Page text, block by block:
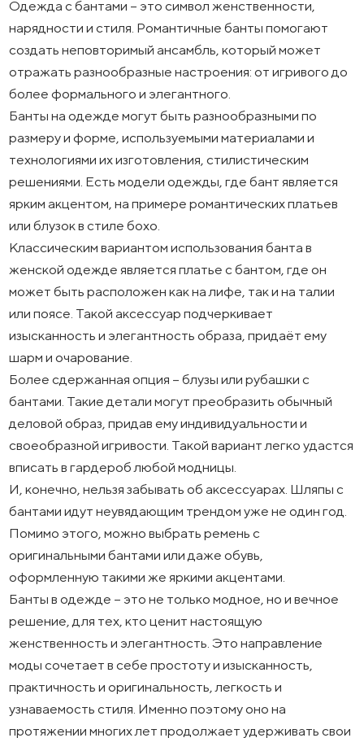
Одежда с бантами – это символ женственности,
нарядности и стиля. Романтичные банты помогают
создать неповторимый ансамбль, который может
отражать разнообразные настроения: от игривого до
более формального и элегантного.
Банты на одежде могут быть разнообразными по
размеру и форме, используемыми материалами и
технологиями их изготовления, стилистическим
решениями. Есть модели одежды, где бант является
ярким акцентом, на примере романтических платьев
или блузок в стиле бохо.
Классическим вариантом использования банта в
женской одежде является платье с бантом, где он
может быть расположен как на лифе, так и на талии
или поясе. Такой аксессуар подчеркивает
изысканность и элегантность образа, придаёт ему
шарм и очарование.
Более сдержанная опция – блузы или рубашки с
бантами. Такие детали могут преобразить обычный
деловой образ, придав ему индивидуальности и
своеобразной игривости. Такой вариант легко удастся
вписать в гардероб любой модницы.
И, конечно, нельзя забывать об аксессуарах. Шляпы с
бантами идут неувядающим трендом уже не один год.
Помимо этого, можно выбрать ремень с
оригинальными бантами или даже обувь,
оформленную такими же яркими акцентами.
Банты в одежде – это не только модное, но и вечное
решение, для тех, кто ценит настоящую
женственность и элегантность. Это направление
моды сочетает в себе простоту и изысканность,
практичность и оригинальность, легкость и
узнаваемость стиля. Именно поэтому оно на
протяжении многих лет продолжает удерживать свои